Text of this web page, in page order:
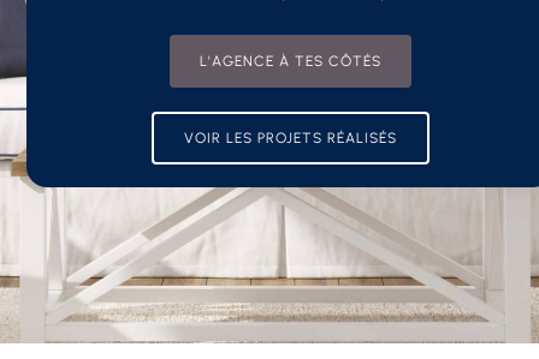
L'AGENCE À TES CÔTÉS
VOIR LES PROJETS RÉALISÉS